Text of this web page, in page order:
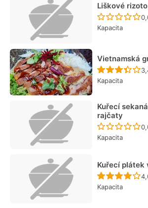
Liškové rizoto
Kapacita
Vietnamská
Kapacita
Kuřecí
rajčaty
Kapacita
Kuřecí plátek
Kapacita